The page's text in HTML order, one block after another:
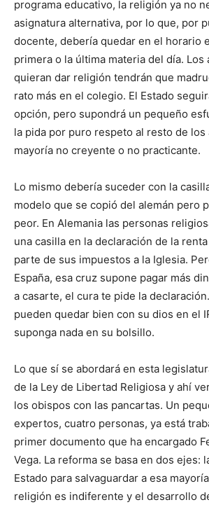
programa educativo, la religión ya no
asignatura alternativa, por lo que, por
docente, debería quedar en el horario
primera o la última materia del día. Los
quieran dar religión tendrán que
rato más en el colegio. El Estado
opción, pero supondrá un pequeño
la pida por puro respeto al resto de los
mayoría no creyente o no practicante.
Lo mismo debería suceder con la
modelo que se copió del alemán pero
peor. En Alemania las personas
una casilla en la declaración de la
parte de sus impuestos a la Iglesia.
España, esa cruz supone pagar más
a casarte, el cura te pide la
pueden quedar bien con su dios en el
suponga nada en su bolsillo.
Lo que sí se abordará en esta
de la Ley de Libertad Religiosa y ahí
los obispos con las pancartas. Un
expertos, cuatro personas, ya está
primer documento que ha encargado
Vega. La reforma se basa en dos ejes:
Estado para salvaguardar a esa
religión es indiferente y el desarrollo